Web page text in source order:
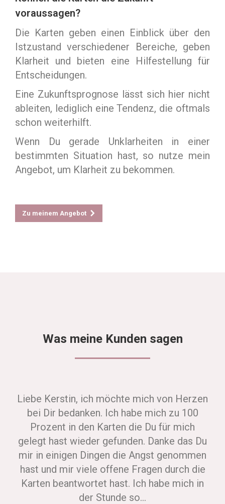
voraussagen?
Die Karten geben einen Einblick über den
Istzustand verschiedener Bereiche, geben
Klarheit und bieten eine Hilfestellung für
Entscheidungen.
Eine Zukunftsprognose lässt sich hier nicht
ableiten, lediglich eine Tendenz, die oftmals
schon weiterhilft.
Wenn Du gerade Unklarheiten in einer
bestimmten Situation hast, so nutze mein
Angebot, um Klarheit zu bekommen.
Zu meinem Angebot
Was meine Kunden sagen
Liebe Kerstin, ich möchte mich von Herzen
bei Dir bedanken. Ich habe mich zu 100
Prozent in den Karten die Du für mich
gelegt hast wieder gefunden. Danke das Du
mir in einigen Dingen die Angst genommen
hast und mir viele offene Fragen durch die
Karten beantwortet hast. Ich habe mich in
der Stunde so…